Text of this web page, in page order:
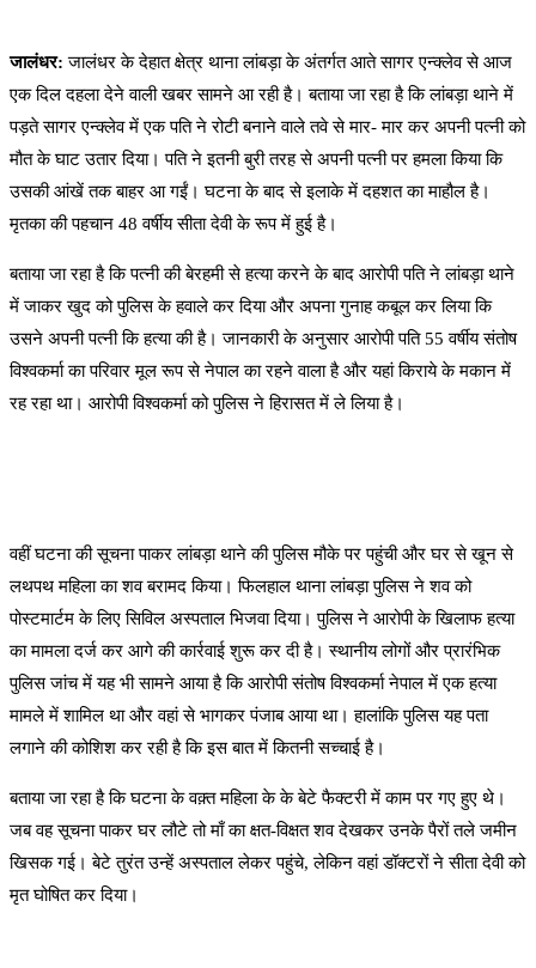
जालंधर:जालंधर के देहात क्षेत्र थाना लांबड़ा के अंतर्गत आते सागर एन्क्लेव से आज
एक दिल दहला देने वाली खबर सामने आ रही है। बताया जा रहा है कि लांबड़ा थाने में
पड़ते सागर एन्क्लेव में एक पति ने रोटी बनाने वाले तवे से मार- मार कर अपनी पत्नी को
मौत के घाट उतार दिया। पति ने इतनी बुरी तरह से अपनी पत्नी पर हमला किया कि
उसकी आंखें तक बाहर आ गईं। घटना के बाद से इलाके में दहशत का माहौल है।
मृतका की पहचान 48 वर्षीय सीता देवी के रूप में हुई है।
बताया जा रहा है कि पत्नी की बेरहमी से हत्या करने के बाद आरोपी पति ने लांबड़ा थाने
में जाकर खुद को पुलिस के हवाले कर दिया और अपना गुनाह कबूल कर लिया कि
उसने अपनी पत्नी कि हत्या की है। जानकारी के अनुसार आरोपी पति 55 वर्षीय संतोष
विश्वकर्मा का परिवार मूल रूप से नेपाल का रहने वाला है और यहां किराये के मकान में
रह रहा था। आरोपी विश्वकर्मा को पुलिस ने हिरासत में ले लिया है।
वहीं घटना की सूचना पाकर लांबड़ा थाने की पुलिस मौके पर पहुंची और घर से खून से
लथपथ महिला का शव बरामद किया। फिलहाल थाना लांबड़ा पुलिस ने शव को
पोस्टमार्टम के लिए सिविल अस्पताल भिजवा दिया। पुलिस ने आरोपी के खिलाफ हत्या
का मामला दर्ज कर आगे की कार्रवाई शुरू कर दी है। स्थानीय लोगों और प्रारंभिक
पुलिस जांच में यह भी सामने आया है कि आरोपी संतोष विश्वकर्मा नेपाल में एक हत्या
मामले में शामिल था और वहां से भागकर पंजाब आया था। हालांकि पुलिस यह पता
लगाने की कोशिश कर रही है कि इस बात में कितनी सच्चाई है।
बताया जा रहा है कि घटना के वक़्त महिला के के बेटे फैक्टरी में काम पर गए हुए थे।
जब वह सूचना पाकर घर लौटे तो माँ का क्षत-विक्षत शव देखकर उनके पैरों तले जमीन
खिसक गई। बेटे तुरंत उन्हें अस्पताल लेकर पहुंचे, लेकिन वहां डॉक्टरों ने सीता देवी को
मृत घोषित कर दिया।